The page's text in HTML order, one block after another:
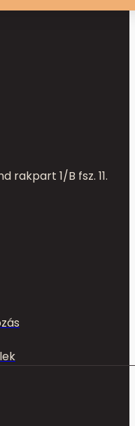
rakpart 1/B fsz. 11.